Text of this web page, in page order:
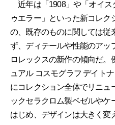
近年は「1908」や「オイス
ゥエラー」といった新コレク
の、既存のものに関しては従
ず、ディテールや性能のアッ
ロレックスの新作の傾向だ。
ュアル コスモグラフ デイト
にコレクション全体でリニュ
ックセラクロム製ベゼルやケ
はじめ、デザインは大きく変